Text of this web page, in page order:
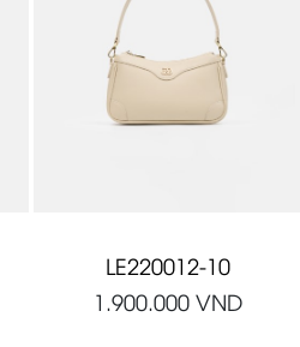
LE220012-10
1.900.000 VND